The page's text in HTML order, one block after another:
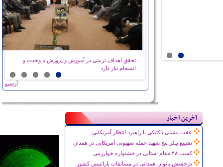
تحقق اهداف تربیتی در آموزش و پرورش با وحدت و
انسجام نیاز دارد
66 قلم داروی درمان نازایی و ناباروری تحت پوشش بیمه
سلامت
قهرمانانی که اکنون حاملان بیرقی شده ‌اند که نشان زیبای
«جهاد» بر آن نقش بسته است
نمایشگاه گل و گیاه در همدان به روایت تصویر
بازار داغ گیاهان دارویی، هدیه بهار به شهروندان همدانی
آرشیو
آخرین اخبار
عقب نشینی تاکتیکی یا راهبرد انتظار آمریکایی
تشییع پیکر پنج شهید حمله صهیونی آمریکایی در همدان
کسب ۴۸ مقام استانی در جشنواره خوارزمی
درخشش بانوان همدانی در مسابقات پاراتنیس کشور